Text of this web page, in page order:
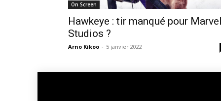
On Screen
Hawkeye : tir manqué pour
Studios ?
Arno Kikoo - 5 janvier 2022